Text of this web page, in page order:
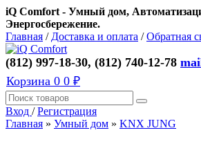
iQ Comfort - Умный дом,
Энергосбережение.
Главная / Доставка и оплата /Обратная
(812) 997-18-30, (812) 740-12-78
Корзина 0 0 ₽
Вход /Регистрация
Главная » Умный дом » KNX JUNG